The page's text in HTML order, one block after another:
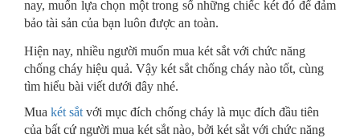
nay, muốn lựa chọn một trong số những chiếc két đó để đảm
bảo tài sản của bạn luôn được an toàn.
Hiện nay, nhiều người muốn mua két sắt với chức năng
chống cháy hiệu quả. Vậy két sắt chống cháy nào tốt, cùng
tìm hiểu bài viết dưới đây nhé.
Mua két sắtvới mục đích chống cháy là mục đích đầu tiên
của bất cứ người mua két sắt nào, bởi két sắt với chức năng